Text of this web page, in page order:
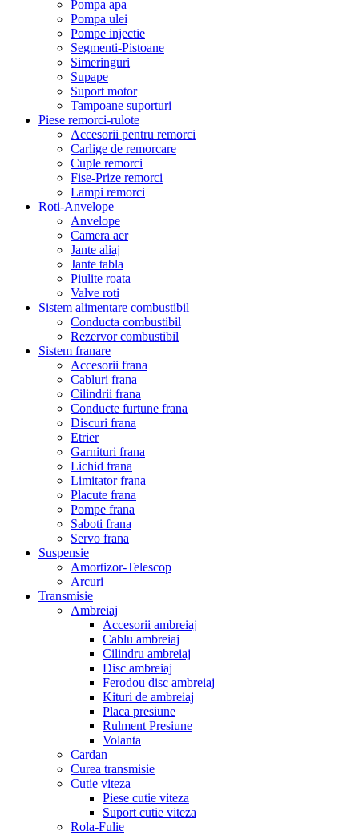
Pompa apa
Pompa ulei
Pompe injectie
Segmenti-Pistoane
Simeringuri
Supape
Suport motor
Tampoane suporturi
Piese remorci-rulote
Accesorii pentru remorci
Carlige de remorcare
Cuple remorci
Fise-Prize remorci
Lampi remorci
Roti-Anvelope
Anvelope
Camera aer
Jante aliaj
Jante tabla
Piulite roata
Valve roti
Sistem alimentare combustibil
Conducta combustibil
Rezervor combustibil
Sistem franare
Accesorii frana
Cabluri frana
Cilindrii frana
Conducte furtune frana
Discuri frana
Etrier
Garnituri frana
Lichid frana
Limitator frana
Placute frana
Pompe frana
Saboti frana
Servo frana
Suspensie
Amortizor-Telescop
Arcuri
Transmisie
Ambreiaj
Accesorii ambreiaj
Cablu ambreiaj
Cilindru ambreiaj
Disc ambreiaj
Ferodou disc ambreiaj
Kituri de ambreiaj
Placa presiune
Rulment Presiune
Volanta
Cardan
Curea transmisie
Cutie viteza
Piese cutie viteza
Suport cutie viteza
Rola-Fulie